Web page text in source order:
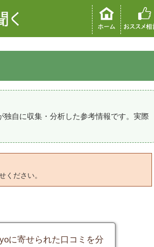
独自に収集・分析した参考情報です。実際
ください。
に寄せられた口コミを分